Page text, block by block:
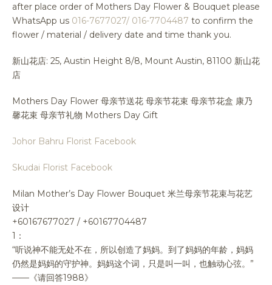
after place order of Mothers Day Flower & Bouquet please
WhatsApp us 016-7677027/ 016-7704487 to confirm the
flower / material / delivery date and time thank you.
新山花店: 25, Austin Height 8/8, Mount Austin, 81100 新山花
店
Mothers Day Flower 母亲节送花 母亲节花束 母亲节花盒 康乃
馨花束 母亲节礼物 Mothers Day Gift
Johor Bahru Florist Facebook
Skudai Florist Facebook
Milan Mother’s Day Flower Bouquet 米兰母亲节花束与花艺
设计
+60167677027 / +60167704487
1：
“听说神不能无处不在，所以创造了妈妈。到了妈妈的年龄，妈妈
仍然是妈妈的守护神。妈妈这个词，只是叫一叫，也触动心弦。”
——《请回答1988》